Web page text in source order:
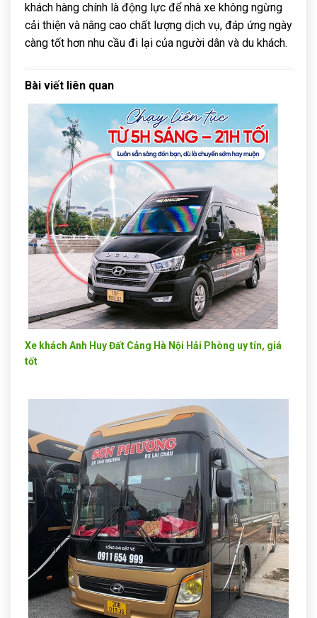
khách hàng chính là động lực để nhà xe không ngừng
cải thiện và nâng cao chất lượng dịch vụ, đáp ứng ngày
càng tốt hơn nhu cầu đi lại của người dân và du khách.
Bài viết liên quan
Xe khách Anh Huy Đất Cảng Hà Nội Hải Phòng uy tín, giá
tốt